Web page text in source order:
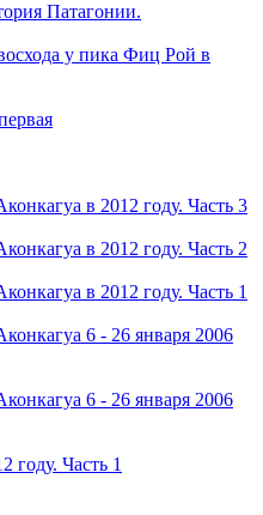
Патагонии.
у пика Фиц Рой в
в 2012 году. Часть 3
в 2012 году. Часть 2
в 2012 году. Часть 1
6 - 26 января 2006
6 - 26 января 2006
году. Часть 1